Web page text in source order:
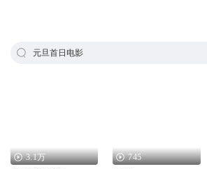
元旦首日电影
3.1万 745